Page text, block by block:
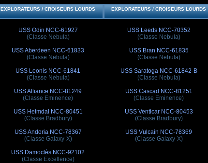
EXPLORATEURS / CROISEURS LOURDS EXPLORATEURS / CROISEURS LOURDS
USS Odin NCC-61927
(Classe Nebula)
USS Aberdeen NCC-61833
(Classe Nebula)
USS Leonis NCC-61841
(Classe Nebula)
USS Alliance NCC-81249
(Classe Eminence)
USS Heimdal NCC-80451
(Classe Bradbury)
USS Andoria NCC-78367
(Classe Galaxy-X)
USS Damoclès NCC-92102
(Classe Excellence)
USS Leeds NCC-70352
(Classe Nebula)
USS Bran NCC-61835
(Classe Nebula)
USS Saratoga NCC-61842-B
(Classe Nebula)
USS Cascad NCC-81251
(Classe Eminence)
USS Venticar NCC-80453
(Classe Bradbury)
USS Vulcain NCC-78369
(Classe Galaxy-X)